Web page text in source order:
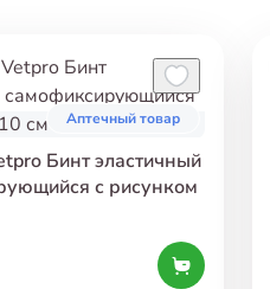
Аптечный товар
Бинт эластичный
с рисунком